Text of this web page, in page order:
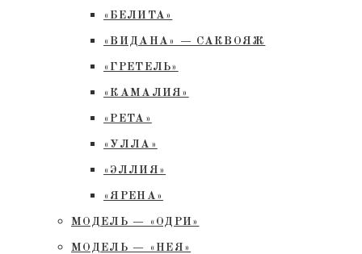
«БЕЛИТА»
«ВИДАНА» — САКВОЯЖ
«ГРЕТЕЛЬ»
«КАМАЛИЯ»
«РЕТА»
«УЛЛА»
«ЭЛЛИЯ»
«ЯРЕНА»
МОДЕЛЬ — «ОДРИ»
МОДЕЛЬ — «НЕЯ»